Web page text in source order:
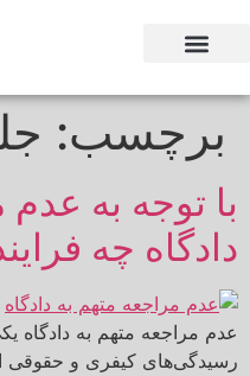
برچسب:
با توجه به
دادگاه چه
عدم مراجعه متهم به دادگاه
رسیدگی‌های کیفری و حقوقی